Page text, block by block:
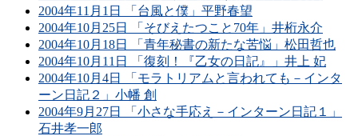
2004年11月1日 「台風と僕」平野春望
2004年10月25日 「そびえたつこと70年」井桁永介
2004年10月18日 「青年秘書の新たな苦悩」松田哲也
2004年10月11日 「復刻！『乙女の日記』」井上 妃
2004年10月4日 「モラトリアムと言われても－インタ
ーン日記２」小幡 創
2004年9月27日 「小さな手応え－インターン日記１」
石井孝一郎